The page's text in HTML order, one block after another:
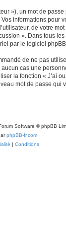
»), un mot de
informations pour
de votre
». Dans tous
par le logiciel
de ne pas
cas une
la fonction « J’ai
mot de passe qui
Software © phpBB
phpBB-fr.com
| Conditions